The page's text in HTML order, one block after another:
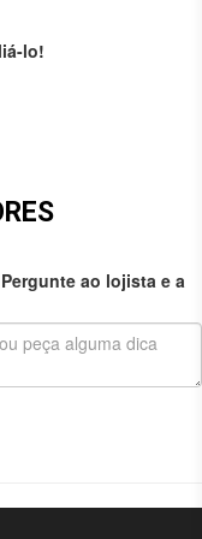
lo!
ao lojista e a